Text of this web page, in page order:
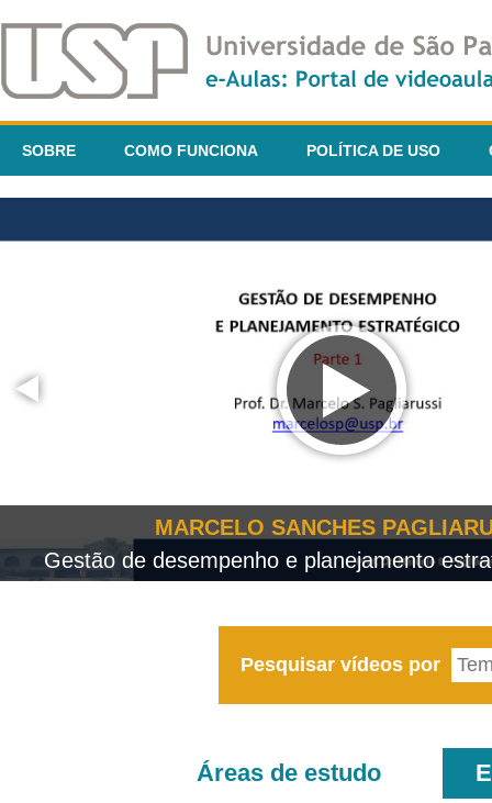
SOBRE COMO FUNCIONA POLÍTICA DE USO
MARCELO SANCHES
Gestão de desempenho e planejamento
Pesquisar vídeos por
Áreas de estudo